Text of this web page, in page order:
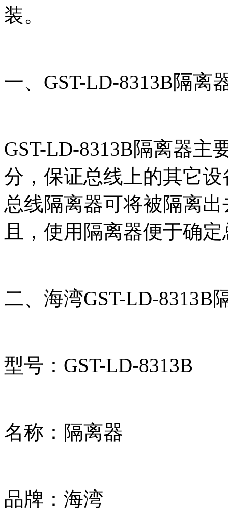
装。
一、GST-LD-8313B隔离
GST-LD-8313B隔离器主
分，保证总线上的其它
总线隔离器可将被隔离
且，使用隔离器便于确
二、海湾GST-LD-8313B
型号：GST-LD-8313B
名称：隔离器
品牌：海湾